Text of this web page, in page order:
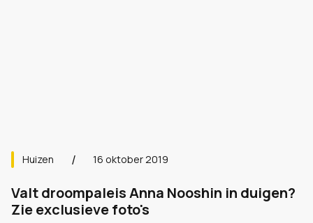
Huizen 16 oktober 2019
Valt droompaleis Anna Nooshin in duigen?
Zie exclusieve foto's